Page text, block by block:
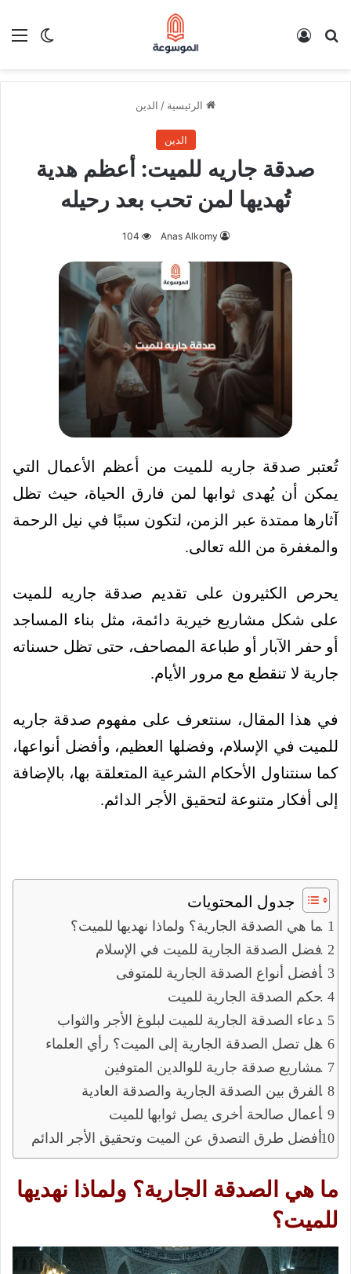
الوضع بحث عن
الرئيسية / الدين
الدين
صدقة جاريه للميت: أعظم هدية
تُهديها لمن تحب بعد رحيله
Anas Alkomy
104
تُعتبر صدقة جاريه للميت من أعظم الأعمال التي
يمكن أن يُهدى ثوابها لمن فارق الحياة، حيث تظل
آثارها ممتدة عبر الزمن، لتكون سببًا في نيل الرحمة
والمغفرة من الله تعالى.
يحرص الكثيرون على تقديم صدقة جاريه للميت
على شكل مشاريع خيرية دائمة، مثل بناء المساجد
أو حفر الآبار أو طباعة المصاحف، حتى تظل حسناته
جارية لا تنقطع مع مرور الأيام.
في هذا المقال، سنتعرف على مفهوم صدقة جاريه
للميت في الإسلام، وفضلها العظيم، وأفضل أنواعها،
كما سنتناول الأحكام الشرعية المتعلقة بها، بالإضافة
إلى أفكار متنوعة لتحقيق الأجر الدائم.
جدول المحتويات
ما هي الصدقة الجارية؟ ولماذا نهديها للميت؟
فضل الصدقة الجارية للميت في الإسلام
أفضل أنواع الصدقة الجارية للمتوفى
حكم الصدقة الجارية للميت
دعاء الصدقة الجارية للميت لبلوغ الأجر والثواب
هل تصل الصدقة الجارية إلى الميت؟ رأي العلماء
مشاريع صدقة جارية للوالدين المتوفين
الفرق بين الصدقة الجارية والصدقة العادية
أعمال صالحة أخرى يصل ثوابها للميت
أفضل طرق التصدق عن الميت وتحقيق الأجر الدائم
ما هي الصدقة الجارية؟ ولماذا نهديها
للميت؟